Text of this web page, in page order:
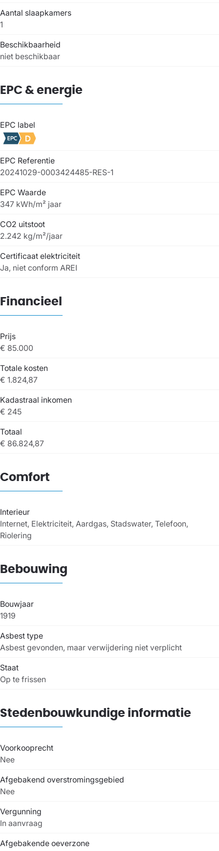
Aantal slaapkamers
1
Beschikbaarheid
niet beschikbaar
EPC & energie
EPC label
EPC Referentie
20241029-0003424485-RES-1
EPC Waarde
347 kWh/m² jaar
CO2 uitstoot
2.242 kg/m²/jaar
Certificaat elektriciteit
Ja, niet conform AREI
Financieel
Prijs
€ 85.000
Totale kosten
€ 1.824,87
Kadastraal inkomen
€ 245
Totaal
€ 86.824,87
Comfort
Interieur
Internet, Elektriciteit, Aardgas, Stadswater, Telefoon,
Riolering
Bebouwing
Bouwjaar
1919
Asbest type
Asbest gevonden, maar verwijdering niet verplicht
Staat
Op te frissen
Stedenbouwkundige informatie
Voorkooprecht
Nee
Afgebakend overstromingsgebied
Nee
Vergunning
In aanvraag
Afgebakende oeverzone